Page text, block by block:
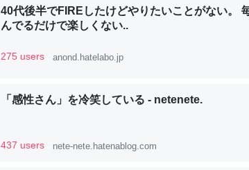
の600分の1程度。
─ニュース :: 【研究発表】昆虫学の大問題＝「昆虫はなぜ海に
論文では「淡水はカルシウムも酸素も不足してて両方
は」とあって面白い。海にいる鋏角類（カブトガニ・
40代後半でFIREしたけどやりたいことがない。
んでるだけで楽しくない..
275 users anond.hatelabo.jp
「感性さん」を冷笑している - netenete.
437 users nete-nete.hatenablog.com